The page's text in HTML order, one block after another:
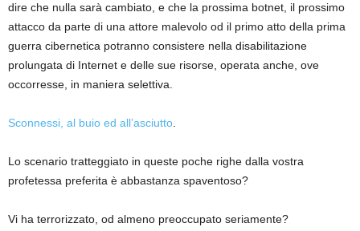
dire che nulla sarà cambiato, e che la prossima botnet, il prossimo
attacco da parte di una attore malevolo od il primo atto della prima
guerra cibernetica potranno consistere nella disabilitazione
prolungata di Internet e delle sue risorse, operata anche, ove
occorresse, in maniera selettiva.
Sconnessi, al buio ed all’asciutto
Lo scenario tratteggiato in queste poche righe dalla vostra
profetessa preferita è abbastanza spaventoso?
Vi ha terrorizzato, od almeno preoccupato seriamente?